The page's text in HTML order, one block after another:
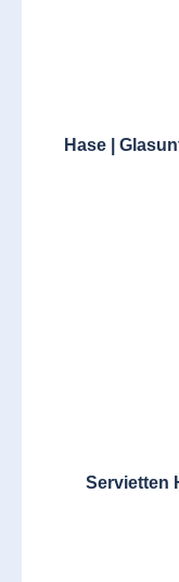
Hase |
Servietten